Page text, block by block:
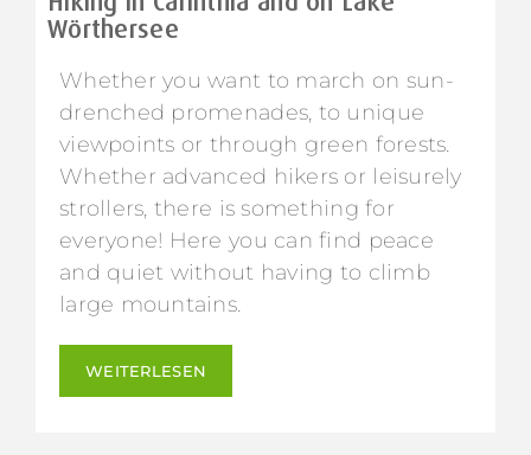
Wörthersee
Whether you want to march on sun-
drenched promenades, to unique
viewpoints or through green forests.
Whether advanced hikers or leisurely
strollers, there is something for
everyone! Here you can find peace
and quiet without having to climb
large mountains.
WEITERLESEN